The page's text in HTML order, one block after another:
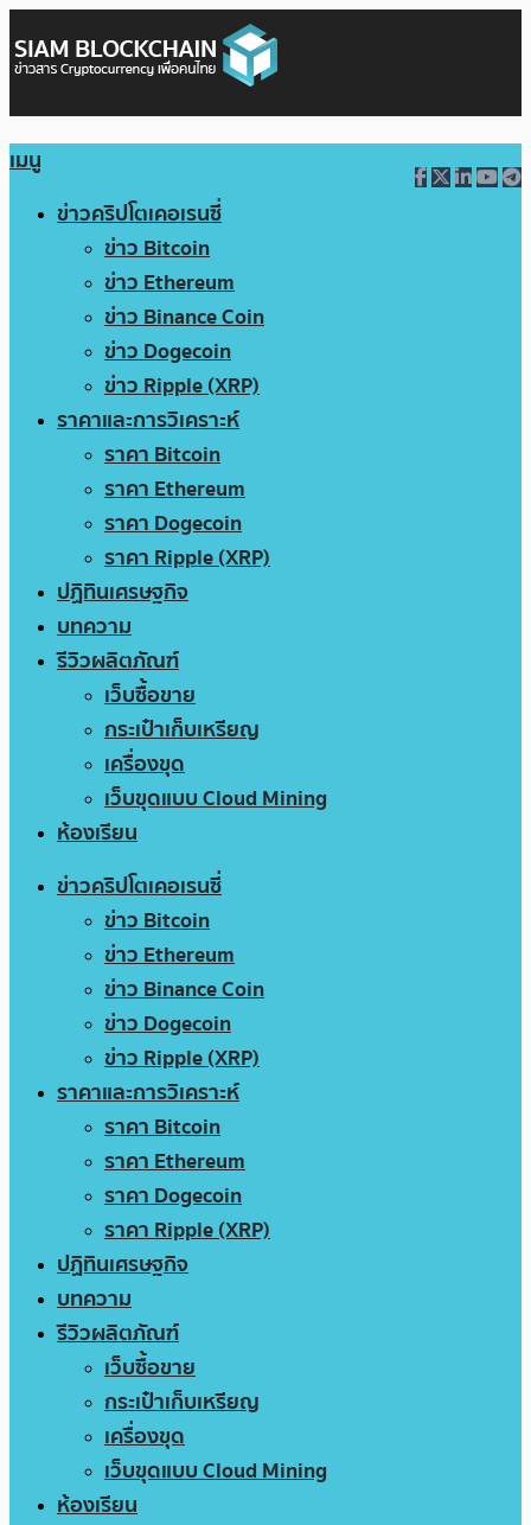
เมนู
ข่าวคริปโตเคอเรนซี่
ข่าว Bitcoin
ข่าว Ethereum
ข่าว Binance Coin
ข่าว Dogecoin
ข่าว Ripple (XRP)
ราคาและการวิเคราะห์
ราคา Bitcoin
ราคา Ethereum
ราคา Dogecoin
ราคา Ripple (XRP)
ปฏิทินเศรษฐกิจ
บทความ
รีวิวผลิตภัณฑ์
เว็บซื้อขาย
กระเป๋าเก็บเหรียญ
เครื่องขุด
เว็บขุดแบบ Cloud Mining
ห้องเรียน
ข่าวคริปโตเคอเรนซี่
ข่าว Bitcoin
ข่าว Ethereum
ข่าว Binance Coin
ข่าว Dogecoin
ข่าว Ripple (XRP)
ราคาและการวิเคราะห์
ราคา Bitcoin
ราคา Ethereum
ราคา Dogecoin
ราคา Ripple (XRP)
ปฏิทินเศรษฐกิจ
บทความ
รีวิวผลิตภัณฑ์
เว็บซื้อขาย
กระเป๋าเก็บเหรียญ
เครื่องขุด
เว็บขุดแบบ Cloud Mining
ห้องเรียน